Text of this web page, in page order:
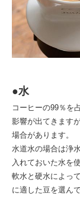
●水
コーヒーの99％を
影響が出てきます
場合があります。
水道水の場合は浄
入れておいた水を
軟水と硬水によっ
に適した豆を選ん